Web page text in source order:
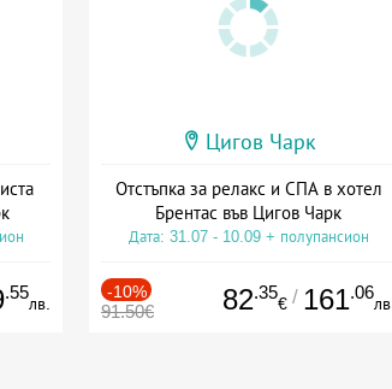
.55
лв.
Цигов Чарк
Отстъпка за релакс и СПА в хотел
Брентас във Цигов Чарк
Дата: 31.07 - 10.09 + полупансион
-10%
91.50€ 82.35
€ / 161.06
лв.